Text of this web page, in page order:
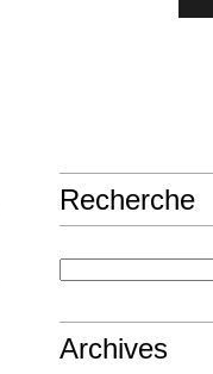
Recherche
Archives